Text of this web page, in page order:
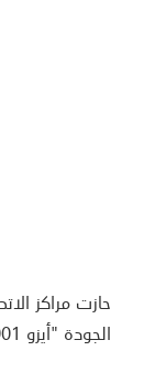
حازت مراكز
الجودة "أيزو 9001 : 2008" من الهيئة السعودية للمواصفات والمقاييس.